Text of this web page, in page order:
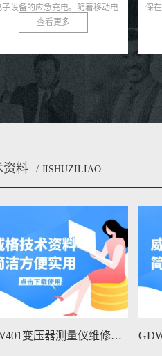
主电源中断时为关键设备提供稳
交流电。其性能直接...
查看更多
其
逆
资料 / JISHUZILIAO
GDW4011变压器测量仪维修手册下载